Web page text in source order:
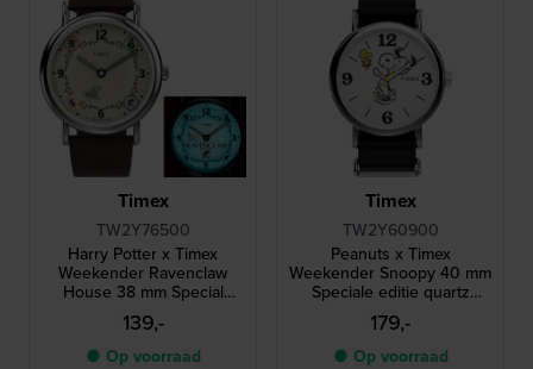
Timex
TW2Y76500
Harry Potter x Timex
Weekender Ravenclaw
House 38 mm Special
edition horloge met 1 van
de 4 huisjes als
achtergrondverlichting
139,-
● Op voorraad
Timex
TW2Y60900
Peanuts x Timex
Weekender Snoopy 40 mm
Speciale editie quartz
horloge met Snoopy
wijzerplaat
179,-
● Op voorraad